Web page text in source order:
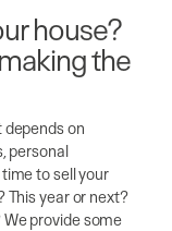
house?
the
depends on
personal
to sell your
This year or next?
provide some